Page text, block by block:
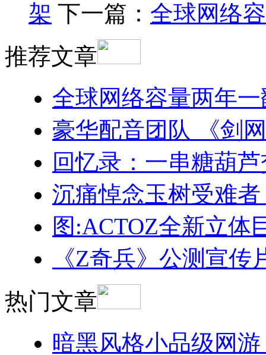
架 下一篇： 全球网络
推荐文章
全球网络容量两年
豪华配音团队 《剑
回忆录：一串糖葫
沉痛悼念玉树受难
图:ACTOZ全新立体
《Z奇兵》公测宣
热门文章
暗黑风格小品级网